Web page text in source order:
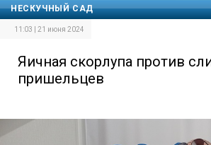
НЕСКУЧНЫЙ САД
11:03 | 21 июня 2024
Яичная скорлупа против
пришельцев